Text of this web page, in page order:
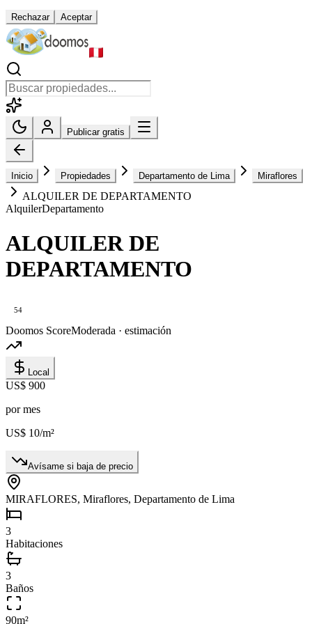
Rechazar Aceptar
Publicar gratis
Inicio Propiedades Departamento de Lima Miraflores
ALQUILER DE DEPARTAMENTO
AlquilerDepartamento
ALQUILER DE
DEPARTAMENTO
54
Doomos ScoreModerada · estimación
Local
US$ 900
por mes
US$ 10/m²
Avísame si baja de precio
MIRAFLORES, Miraflores, Departamento de Lima
3
Habitaciones
3
Baños
90m²